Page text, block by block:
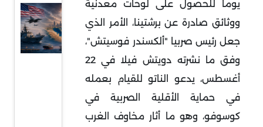
يوما للحصول على لوحات معدنية
ووثائق صادرة عن برشتينا، الأمر الذي
جعل رئيس صربيا "ألكسندر فوسيتش"،
وفق ما نشرته دويتش فيلا في 22
أغسطس، يدعو الناتو للقيام بعمله
في حماية الأقلية الصربية في
كوسوفو، وهو ما أثار مخاوف الغرب
الخليج
بين
الهدنة
الهشة
والحرب
منخفضة
الوتيرة